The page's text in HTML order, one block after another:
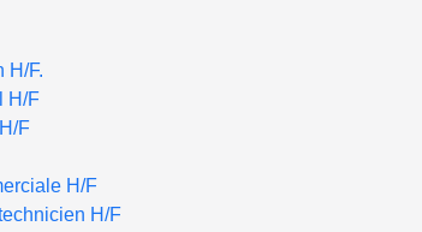
H/F.
H/F
F
H/F
H/F